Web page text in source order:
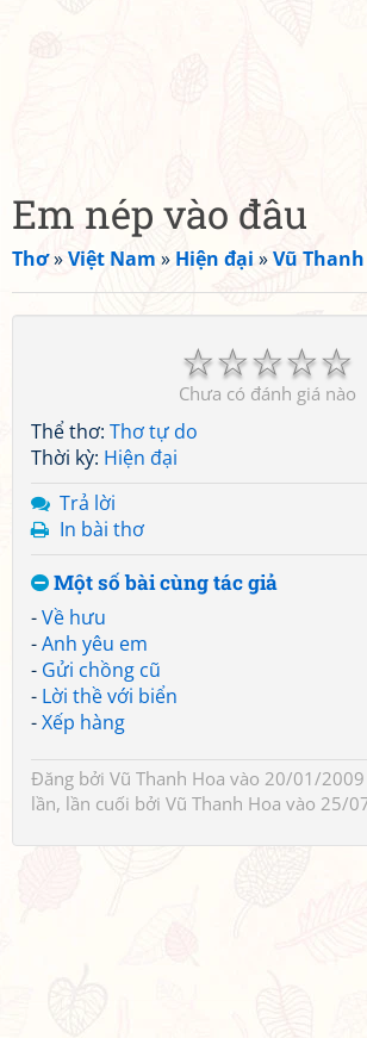
Em nép vào đâu
Thơ»Việt Nam » Hiện đại »Vũ
☆
☆
☆
☆
☆
Chưa có đánh giá nào
Thể thơ: Thơ tự do
Thời kỳ: Hiện đại
Trả lời
In bài thơ
Một số bài cùng tác giả
-Về hưu
-Anh yêu em
- Gửi chồng cũ
- Lời thề với biển
-Xếp hàng
Đăng bởi Vũ Thanh Hoa vào 20/01/
lần, lần cuối bởi Vũ Thanh Hoa vào 25/